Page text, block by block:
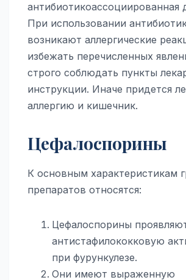
антибиотикоассоциированная
При использовании
возникают аллергические
избежать перечисленных
строго соблюдать пункты
инструкции. Иначе придется
аллергию и кишечник.
Цефалоспорины
К основным характеристикам
препаратов относятся:
Цефалоспорины
антистафилококковую
при фурункулезе.
Они имеют выраженную